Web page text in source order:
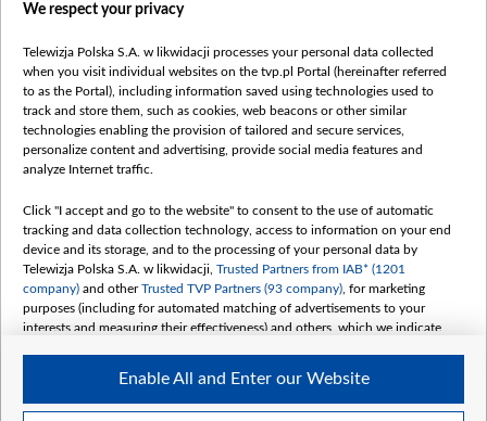
Бяспека
Youtube
Белсат news
Белсат Shorts
Жэстачайшы мульт
Belsat English
Biełsat PL
Белсат Now
Белсат History
Белсат Music
Белсат Doc
We respect your privacy
Telewizja Polska S.A. w likwidacji processes your personal data collected
when you visit individual websites on the tvp.pl Portal (hereinafter referred
to as the Portal), including information saved using technologies used to
track and store them, such as cookies, web beacons or other similar
technologies enabling the provision of tailored and secure services,
personalize content and advertising, provide social media features and
analyze Internet traffic.
Click "I accept and go to the website" to consent to the use of automatic
tracking and data collection technology, access to information on your end
device and its storage, and to the processing of your personal data by
Telewizja Polska S.A. w likwidacji, Trusted Partners from IAB* (1201
company) and otherTrusted TVP Partners (93 company) , for marketing
purposes (including for automated matching of advertisements to your
interests and measuring their effectiveness) and others, which we indicate
The purposes of processing your data by TVP S.A. w likwidacji are as
follows:
Enable All and Enter our Website